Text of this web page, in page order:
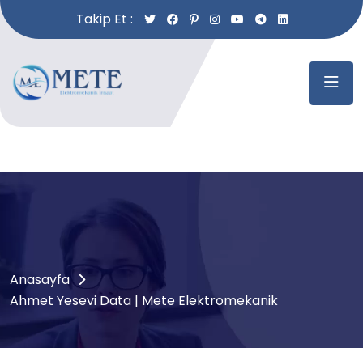
Takip Et :
Anasayfa
Ahmet Yesevi Data | Mete Elektromekanik